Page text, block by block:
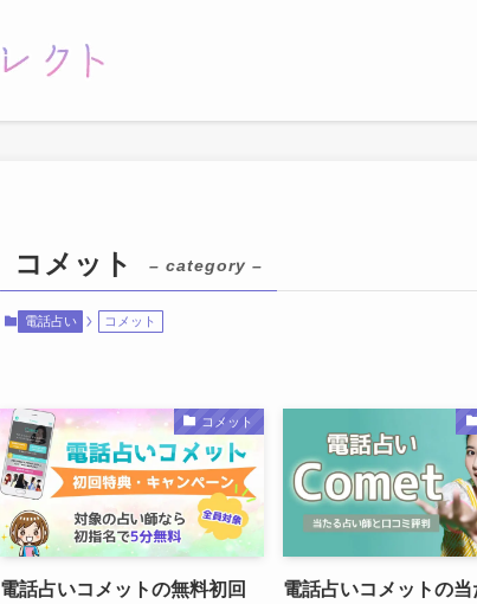
コメット – category –
電話占い コメット
コメット
電話占いコメットの無料初回
電話占いコメットの当